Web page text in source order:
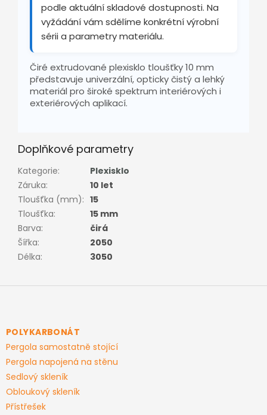
podle aktuální skladové dostupnosti. Na
vyžádání vám sdělíme konkrétní výrobní
sérii a parametry materiálu.
Čiré extrudované plexisklo tloušťky 10 mm
představuje univerzální, opticky čistý a lehký
materiál pro široké spektrum interiérových i
exteriérových aplikací.
Doplňkové parametry
Kategorie:
Plexisklo
Záruka:
10 let
Tloušťka (mm): 15
Tloušťka:
15 mm
Barva:
čirá
Šířka:
2050
Délka: 3050
Z
aPOLYKARBONÁT
Pergola samostatně stojící
Pergola napojená na stěnu
Sedlový skleník
Obloukový skleník
Přístřešek